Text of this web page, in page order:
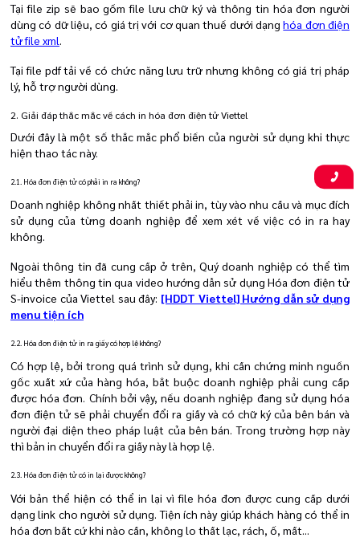
Tại file zip sẽ bao gồm file lưu chữ ký và thông tin hóa đơn người
dùng có dữ liệu, có giá trị với cơ quan thuế dưới dạnghóa đơn điện
tử file xml.
Tại file pdf tải về có chức năng lưu trữ nhưng không có giá trị pháp
lý, hỗ trợ người dùng.
2. Giải đáp thắc mắc về cách in hóa đơn điện tử Viettel
Dưới đây là một số thắc mắc phổ biến của người sử dụng khi thực
hiện thao tác này.
2.1. Hóa đơn điện tử có phải in ra không?
Doanh nghiệp không nhất thiết phải in, tùy vào nhu cầu và mục đích
sử dụng của từng doanh nghiệp để xem xét về việc có in ra hay
không.
Ngoài thông tin đã cung cấp ở trên, Quý doanh nghiệp có thể tìm
hiểu thêm thông tin qua video hướng dẫn sử dụng Hóa đơn điện tử
S-invoice của Viettel sau đây: [HDDT Viettel] Hướng dẫn sử dụng
menu tiện ích
2.2. Hóa đơn điện tử in ra giấy có hợp lệ không?
Có hợp lệ, bởi trong quá trình sử dụng, khi cần chứng minh nguồn
gốc xuất xứ của hàng hóa, bắt buộc doanh nghiệp phải cung cấp
được hóa đơn. Chính bởi vậy, nếu doanh nghiệp đang sử dụng hóa
đơn điện tử sẽ phải chuyển đổi ra giấy và có chữ ký của bên bán và
người đại diện theo pháp luật của bên bán. Trong trường hợp này
thì bản in chuyển đổi ra giấy này là hợp lệ.
2.3. Hóa đơn điện tử có in lại được không?
Với bản thể hiện có thể in lại vì file hóa đơn được cung cấp dưới
dạng link cho người sử dụng. Tiện ích này giúp khách hàng có thể in
hóa đơn bất cứ khi nào cần, không lo thất lạc, rách, ố, mất...